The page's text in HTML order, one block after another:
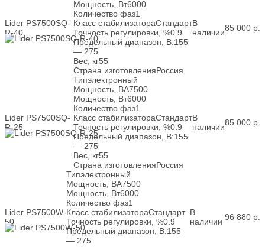
Lider PS7500SQ-
R-40
Мощность, Вт6000
Количество фаз1
Класс стабилизатораСтандарт
Точность регулировки, %0.9
Предельный диапазон, В:155
— 275
Вес, кг55
Страна изготовленияРоссия
В
наличии85 000 р.
Lider PS7500SQ-
R-25
Типэлектронный
Мощность, ВА7500
Мощность, Вт6000
Количество фаз1
Класс стабилизатораСтандарт
Точность регулировки, %0.9
Предельный диапазон, В:155
— 275
Вес, кг55
Страна изготовленияРоссия
В
наличии85 000 р.
Lider PS7500W-
50
Типэлектронный
Мощность, ВА7500
Мощность, Вт6000
Количество фаз1
Класс стабилизатораСтандарт
Точность регулировки, %0.9
Предельный диапазон, В:155
— 275
В
наличии 96 880 р.